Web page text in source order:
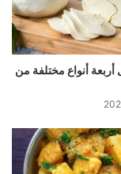
أنواع مختلفة من